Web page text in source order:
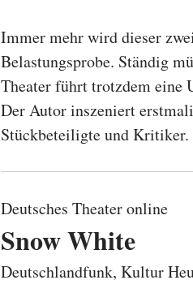
Immer mehr wird dieser
Belastungsprobe. Ständig
Theater führt trotzdem eine
Der Autor inszeniert
Stückbeteiligte und Kritiker.
Deutsches Theater online
Snow White
Deutschlandfunk, Kultur